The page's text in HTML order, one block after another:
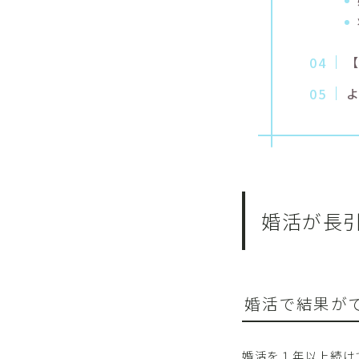
婚活が長
婚活で結果が
婚活を１年以上続